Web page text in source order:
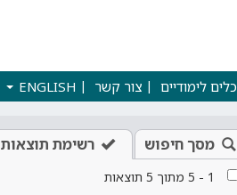
כלים לימודיים צור קשר ENGLISH
מסך חיפוש רשימת תוצאות
1
-
5 מתוך 5 תוצאות